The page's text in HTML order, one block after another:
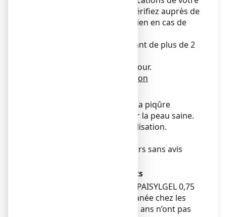
médecin ou pharmacien. Vérifiez auprès de
votre médecin ou pharmacien en cas de
Réservé à l'adulte et à l'enfant de plus de 2
1 application 2 à 3 fois par jour.
Mode et voie d'administration
Appliquer uniquement sur la piqûre
d’insecte sans déborder sur la peau saine.
Se laver les mains après utilisation.
Ne pas utiliser plus de 5 jours sans avis
Utilisation chez les enfants
La sécurité et l’efficacité d’APAISYLGEL 0,75
%, gel pour application cutanée chez les
enfants âgés de moins de 2 ans n’ont pas